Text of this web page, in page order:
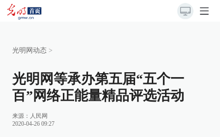
光明网动态 >
光明网等承办第五届“五个一
百”网络正能量精品评选活动
来源： 人民网
2020-04-26 09:27